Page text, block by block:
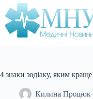
Перейти
до
вмісту
4 знаки зодіаку, яким
Килина Процюк